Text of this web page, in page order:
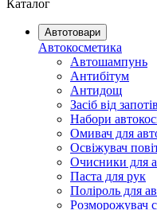
Каталог
Автотовари
Автокосметика
Автошампунь
Антибітум
Антидощ
Засіб від
Набори
Омивач для
Освіжувач
Очисники для
Паста для рук
Поліроль для
Розморожувач